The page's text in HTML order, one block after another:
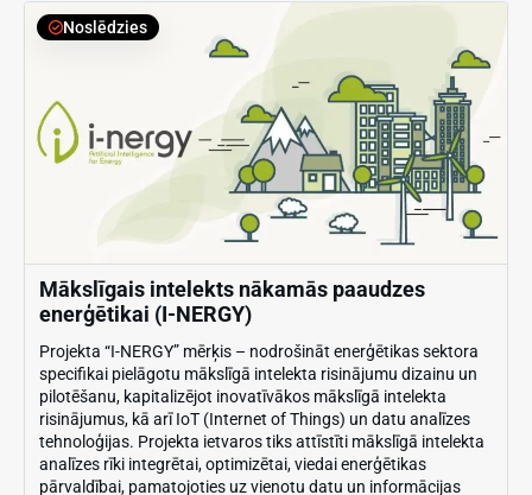
Noslēdzies
Mākslīgais intelekts nākamās paaudzes
enerģētikai (I-NERGY)
Projekta “I-NERGY” mērķis – nodrošināt enerģētikas sektora
specifikai pielāgotu mākslīgā intelekta risinājumu dizainu un
pilotēšanu, kapitalizējot inovatīvākos mākslīgā intelekta
risinājumus, kā arī IoT (Internet of Things) un datu analīzes
tehnoloģijas. Projekta ietvaros tiks attīstīti mākslīgā intelekta
analīzes rīki integrētai, optimizētai, viedai enerģētikas
pārvaldībai, pamatojoties uz vienotu datu un informācijas